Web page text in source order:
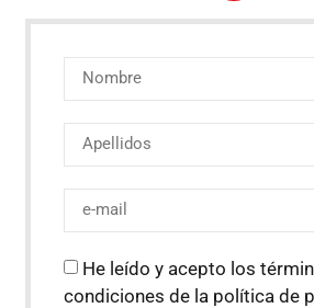
He leído y acepto los
condiciones de la política de